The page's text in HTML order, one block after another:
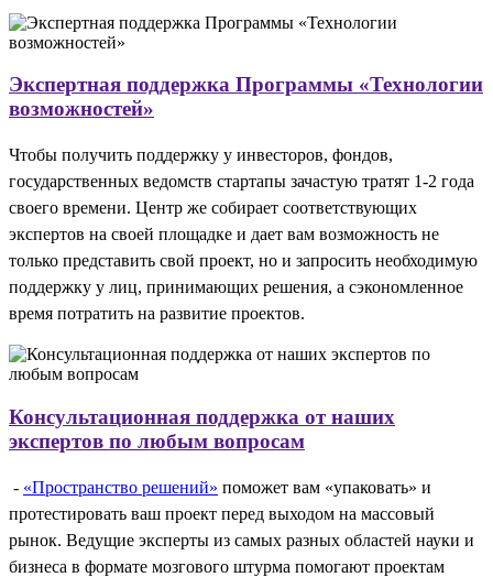
Экспертная поддержка Программы «Технологии
возможностей»
Чтобы получить поддержку у инвесторов, фондов,
государственных ведомств стартапы зачастую тратят 1-2 года
своего времени. Центр же собирает соответствующих
экспертов на своей площадке и дает вам возможность не
только представить свой проект, но и запросить необходимую
поддержку у лиц, принимающих решения, а сэкономленное
время потратить на развитие проектов.
Консультационная поддержка от наших
экспертов по любым вопросам
- «Пространство решений» поможет вам «упаковать» и
протестировать ваш проект перед выходом на массовый
рынок. Ведущие эксперты из самых разных областей науки и
бизнеса в формате мозгового штурма помогают проектам